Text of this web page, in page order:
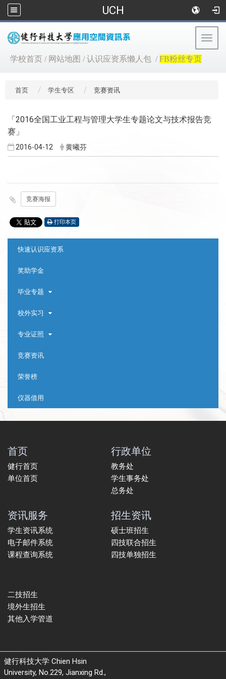
UCH
学校首页 / 网站地图 /认识应资系懒人包 /FB粉丝专页
首页 学生专区 竞赛资讯
「2016全国工业工程与管理大学生专题论文与技术报告竞
赛」
2016-04-12 黄曦芬
竞赛海报
打印本页
快速认识应资系
奖助学金
毕业专题
校外实习
专业证照
竞赛资讯
荣誉榜
仪器借用
首页
健行首页
单位首页
行政单位
教务处
学生事务处
总务处
资讯服务
学生资讯系统
电子邮件系统
课程查询系统
招生资讯
硕士班招生
四技联合招生
四技单独招生
二技招生
境外生招生
其他入学管道
健行科技大学 Chien Hsin
University, No.229, Jianxing Rd.,